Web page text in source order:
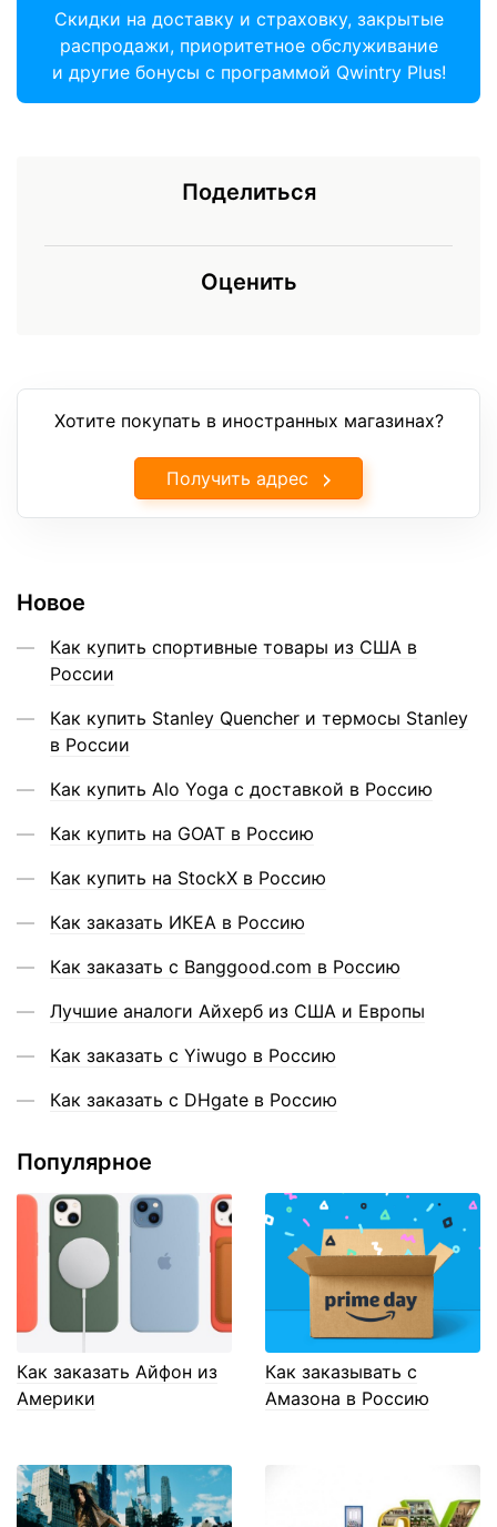
Скидки на доставку и страховку, закрытые
распродажи, приоритетное обслуживание
и другие бонусы с программой Qwintry Plus!
Поделиться
Оценить
Хотите покупать в иностранных магазинах?
Получить адрес
Новое
Как купить спортивные товары из США в
России
Как купить Stanley Quencher и термосы Stanley
в России
Как купить Alo Yoga с доставкой в Россию
Как купить на GOAT в Россию
Как купить на StockX в Россию
Как заказать ИКЕА в Россию
Как заказать с Banggood.com в Россию
Лучшие аналоги Айхерб из США и Европы
Как заказать с Yiwugo в Россию
Как заказать с DHgate в Россию
Популярное
Как заказать Айфон из
Америки
Как заказывать с
Амазона в Россию